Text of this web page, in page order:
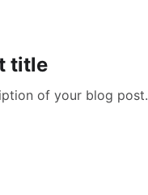
title
of your blog post.